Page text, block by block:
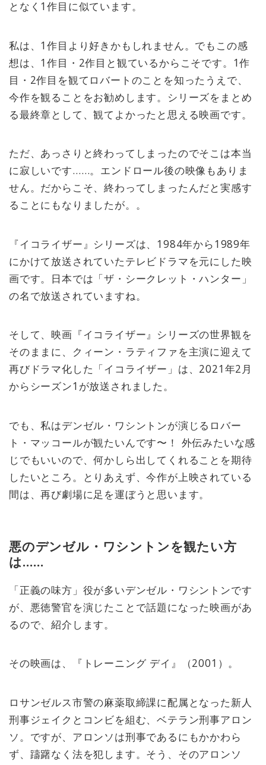
となく1作目に似ています。
私は、1作目より好きかもしれません。でもこの感
想は、1作目・2作目と観ているからこそです。1作
目・2作目を観てロバートのことを知ったうえで、
今作を観ることをお勧めします。シリーズをまとめ
る最終章として、観てよかったと思える映画です。
ただ、あっさりと終わってしまったのでそこは本当
に寂しいです……。エンドロール後の映像もありま
せん。だからこそ、終わってしまったんだと実感す
ることにもなりましたが。。
『イコライザー』シリーズは、1984年から1989年
にかけて放送されていたテレビドラマを元にした映
画です。日本では「ザ・シークレット・ハンター」
の名で放送されていますね。
そして、映画『イコライザー』シリーズの世界観を
そのままに、クィーン・ラティファを主演に迎えて
再びドラマ化した「イコライザー」は、2021年2月
からシーズン1が放送されました。
でも、私はデンゼル・ワシントンが演じるロバー
ト・マッコールが観たいんです〜！ 外伝みたいな感
じでもいいので、何かしら出してくれることを期待
したいところ。とりあえず、今作が上映されている
間は、再び劇場に足を運ぼうと思います。
悪のデンゼル・ワシントンを観たい方
は……
「正義の味方」役が多いデンゼル・ワシントンです
が、悪徳警官を演じたことで話題になった映画があ
るので、紹介します。
その映画は、『トレーニング デイ』（2001）。
ロサンゼルス市警の麻薬取締課に配属となった新人
刑事ジェイクとコンビを組む、ベテラン刑事アロン
ソ。ですが、アロンソは刑事であるにもかかわら
ず、躊躇なく法を犯します。そう、そのアロンソ